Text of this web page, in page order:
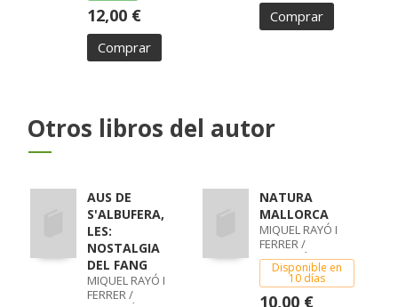
12,00 €
Comprar
Comprar
Otros libros del autor
AUS DE
S'ALBUFERA,
LES:
NOSTALGIA
DEL FANG
MIQUEL RAYÓ I
FERRER /
NATURA
MALLORCA
MIQUEL RAYÓ I
FERRER /
SEBASTIÀ FOT.
TORRENS I RAMIS
Disponible en
10 días
10,00 €